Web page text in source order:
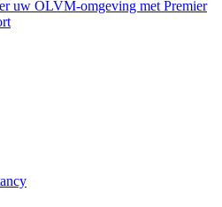
uw OLVM-omgeving met Premier